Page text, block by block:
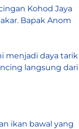
Kohod Jaya
Bapak Anom
menjadi daya tarik
langsung dari
ikan bawal yang